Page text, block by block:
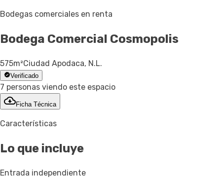
Bodegas comerciales en renta
Bodega Comercial Cosmopolis
575m²Ciudad Apodaca, N.L.
Verificado
7 personas viendo este espacio
Ficha Técnica
Características
Lo que incluye
Entrada independiente